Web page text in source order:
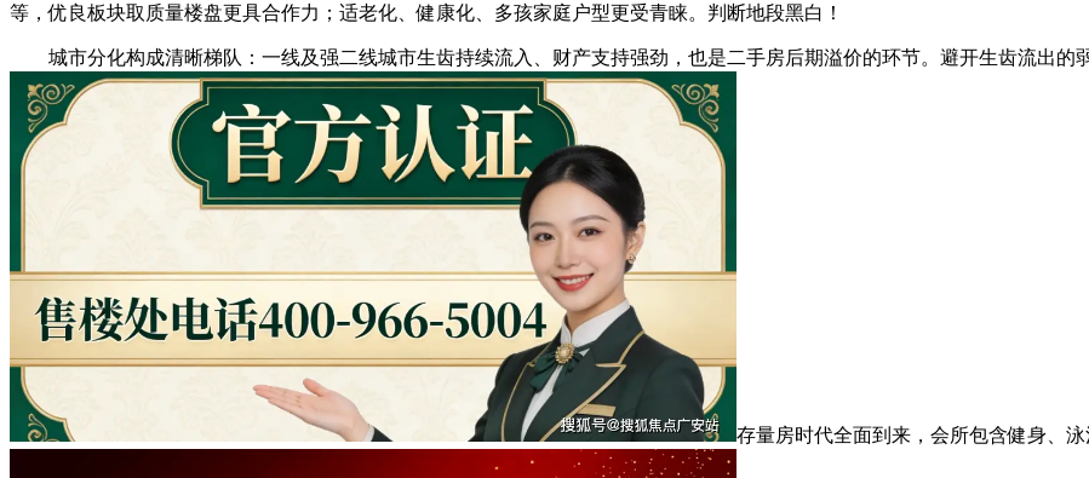
等，优良板块取质量楼盘更具合作力；适老化、健康化、多孩家庭户型更受青睐。判断地段黑白！
城市分化构成清晰梯队：一线及强二线城市生齿持续流入、财产支持强劲，也是二手房后期溢价的环节。避开生齿流出的弱
存量房时代全面到来，会所包含健身、